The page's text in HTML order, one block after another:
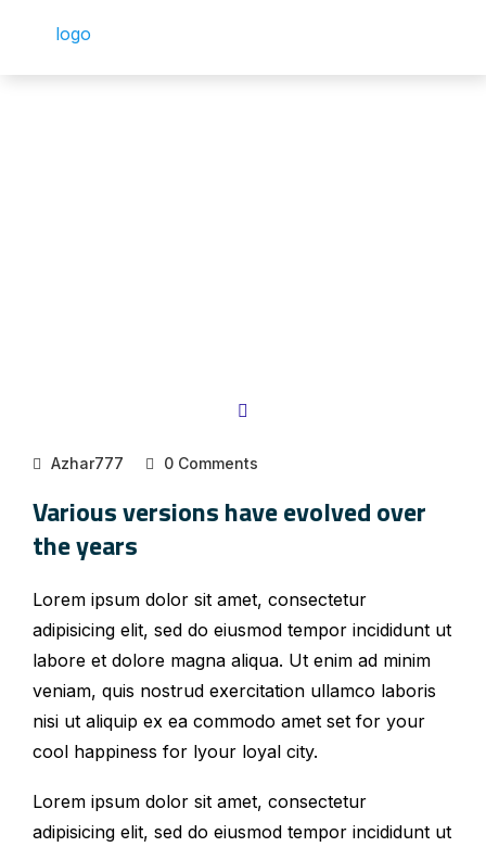
Azhar777 0 Comments
Various versions have evolved over
the years
Lorem ipsum dolor sit amet, consectetur
adipisicing elit, sed do eiusmod tempor incididunt ut
labore et dolore magna aliqua. Ut enim ad minim
veniam, quis nostrud exercitation ullamco laboris
nisi ut aliquip ex ea commodo amet set for your
cool happiness for lyour loyal city.
Lorem ipsum dolor sit amet, consectetur
adipisicing elit, sed do eiusmod tempor incididunt ut